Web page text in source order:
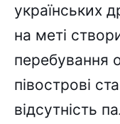
українських
на меті
перебування
півострові
відсутність